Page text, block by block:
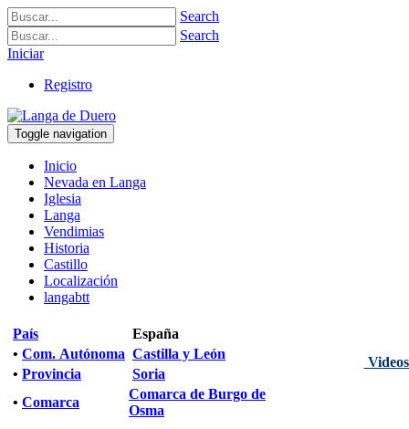
Search
Search
Iniciar
Registro
Toggle navigation
Inicio
Nevada en Langa
Iglesia
Langa
Vendimias
Historia
Castillo
Localización
langabtt
País
España
• Com. Autónoma Castilla y León
• Provincia
Soria
• Comarca
Comarca de Burgo de
Osma